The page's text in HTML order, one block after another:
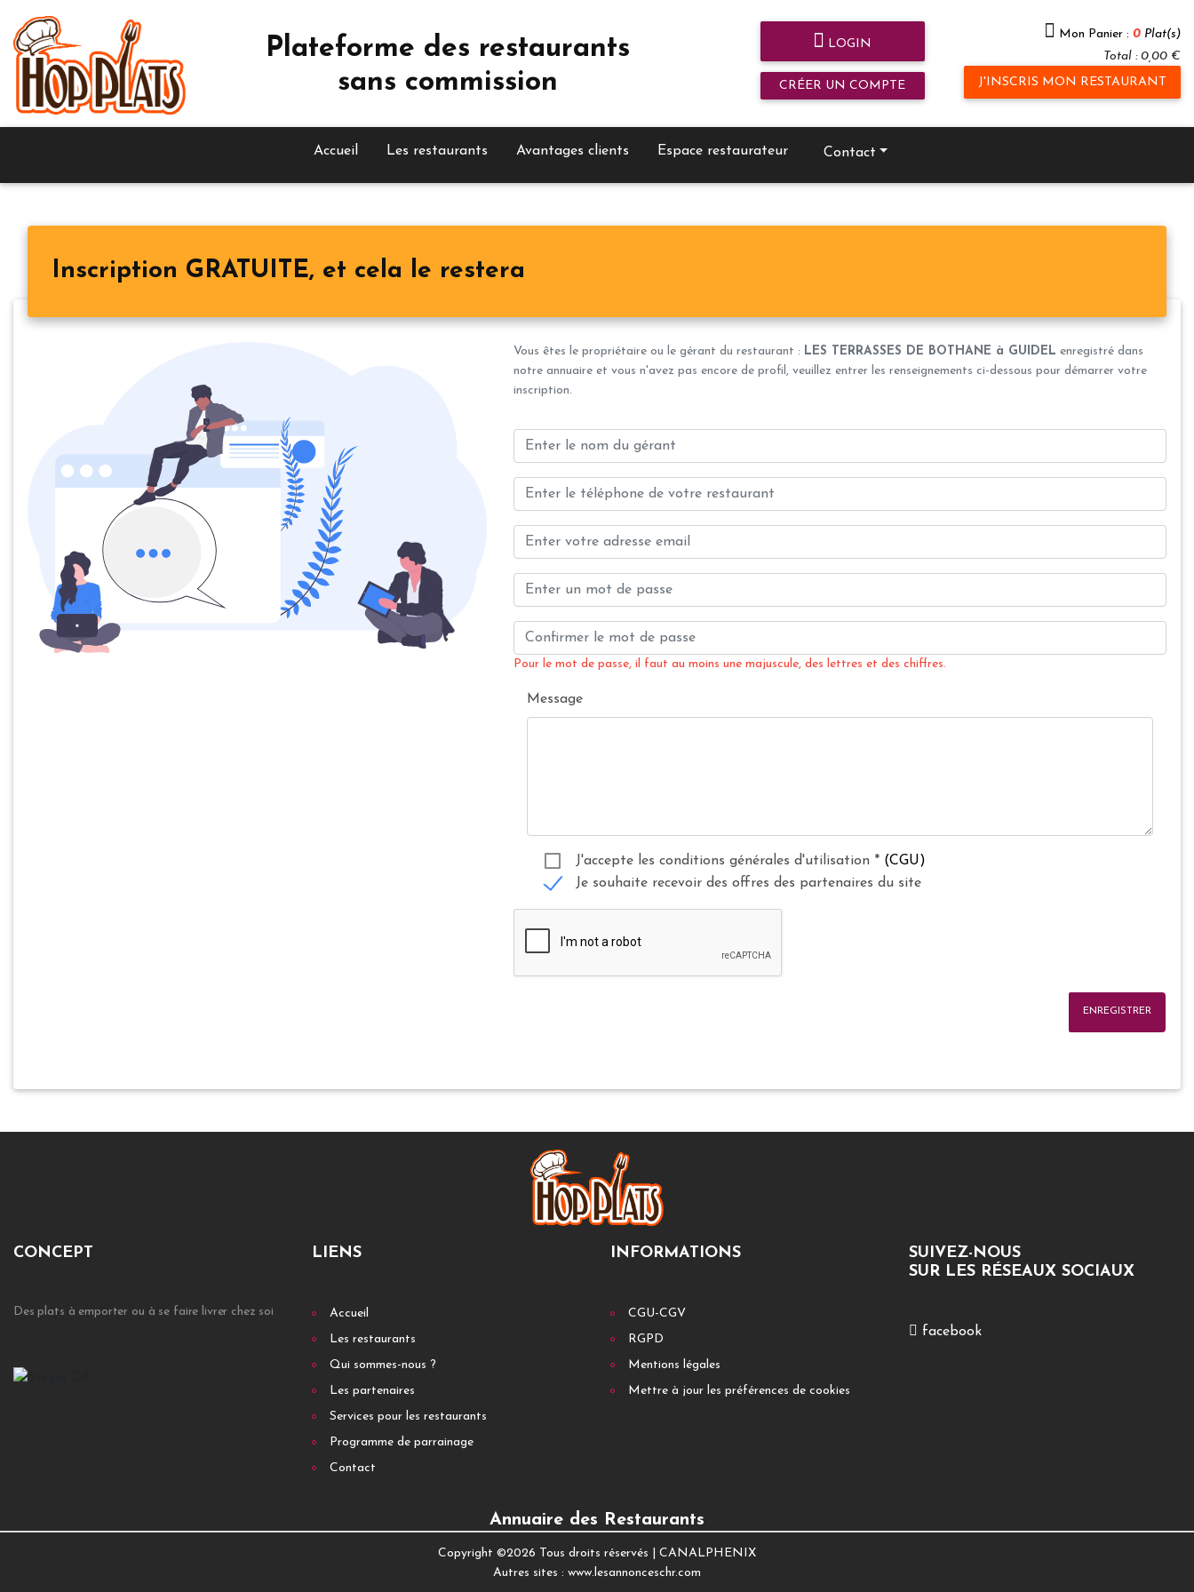
Plateforme des restaurants
sans commission
LOGIN
CRÉER UN COMPTE
Mon Panier : 0 Plat(s)
Total : 0,00 €
J'INSCRIS MON RESTAURANT
Accueil Les restaurants Avantages clients Espace restaurateur Contact
Inscription GRATUITE, et cela le restera
Vous êtes le propriétaire ou le gérant du restaurant : LES TERRASSES DE BOTHANE à GUIDEL enregistré dans
notre annuaire et vous n'avez pas encore de profil, veuillez entrer les renseignements ci-dessous pour démarrer votre
inscription.
Pour le mot de passe, il faut au moins une majuscule, des lettres et des chiffres.
Message
J'accepte les conditions générales d'utilisation * (CGU)
Je souhaite recevoir des offres des partenaires du site
ENREGISTRER
CONCEPT
Des plats à emporter ou à se faire livrer chez soi
LIENS
Accueil
Les restaurants
Qui sommes-nous ?
Les partenaires
Services pour les restaurants
Programme de parrainage
Contact
INFORMATIONS
CGU-CGV
RGPD
Mentions légales
Mettre à jour les préférences de cookies
SUIVEZ-NOUS
SUR LES RÉSEAUX SOCIAUX
facebook
Annuaire des Restaurants
Copyright ©2026 Tous droits réservés | CANALPHENIX
Autres sites : www.lesannonceschr.com